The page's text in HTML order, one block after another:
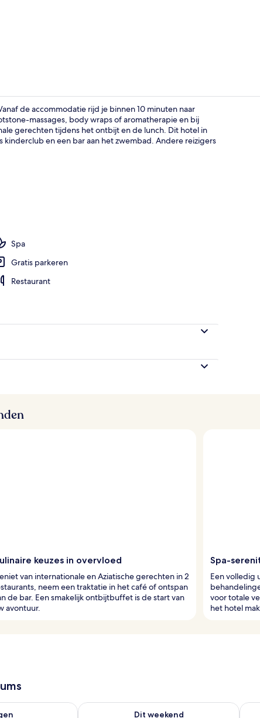
2 restaurants; ze
de accommodatie rijd je binnen 10 minuten naar
massages, body wraps of aromatherapie en bij
gerechten tijdens het ontbijt en de lunch. Dit hotel in
en een bar aan het zwembad. Andere reizigers
Spa
Gratis parkeren
Restaurant
keuzes in overvloed
van internationale en Aziatische gerechten in 2
neem een traktatie in het café of ontspan
de bar. Een smakelijk ontbijtbuffet is de start van
avontuur.
Spa-
Een volledig
voor totale
het hotel
7 voor morgen aug 7 - aug 8
Dit weekend
De beschikbaarheid controleren voor ditDe